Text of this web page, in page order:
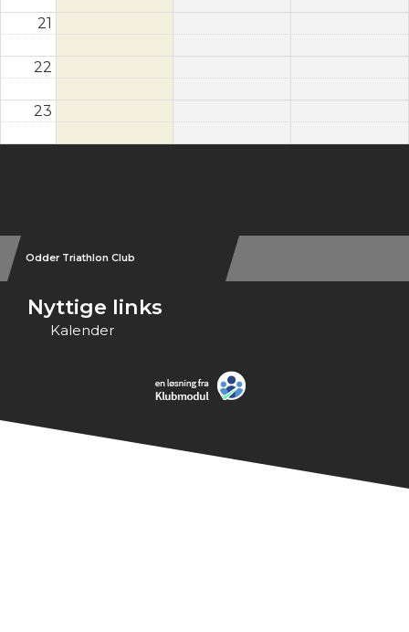
21
22
23
Odder Triathlon Club
Nyttige links
Kalender